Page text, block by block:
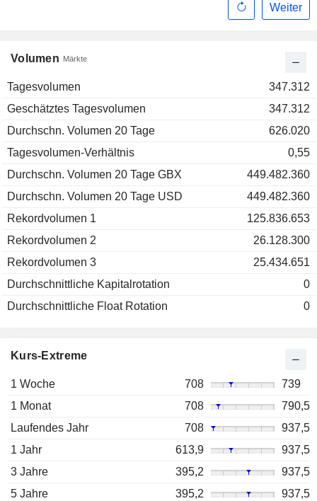
Volumen Märkte
Tagesvolumen
347.312
Geschätztes Tagesvolumen
347.312
Durchschn. Volumen 20 Tage
626.020
Tagesvolumen-Verhältnis
0,55
Durchschn. Volumen 20 Tage GBX
449.482.360
Durchschn. Volumen 20 Tage USD
449.482.360
Rekordvolumen 1
125.836.653
Rekordvolumen 2
26.128.300
Rekordvolumen 3
25.434.651
Durchschnittliche Kapitalrotation
0
Durchschnittliche Float Rotation
0
Weiter
Kurs-Extreme
1 Woche 708
739
1 Monat
708
790,5
Laufendes Jahr
708
937,5
1 Jahr
613,9
937,5
3 Jahre
395,2
937,5
5 Jahre
395,2
937,5